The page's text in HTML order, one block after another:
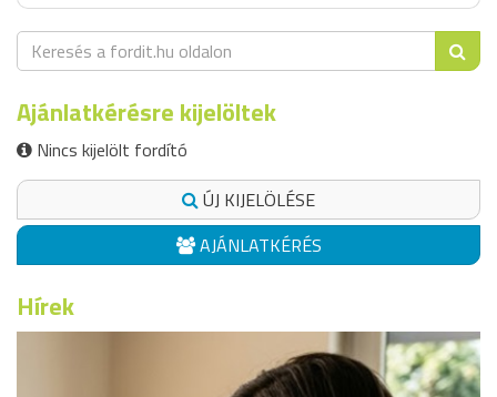
Ajánlatkérésre kijelöltek
Nincs kijelölt fordító
ÚJ KIJELÖLÉSE
AJÁNLATKÉRÉS
Hírek